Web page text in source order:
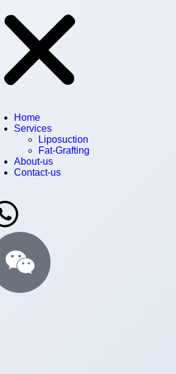
Home
Services
Liposuction
Fat-Grafting
About-us
Contact-us